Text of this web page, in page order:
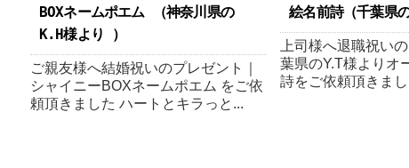
BOXネームポエム （神奈川県の
K.H様より ）
ご親友様へ結婚祝いのプレゼント｜
シャイニーBOXネームポエム をご依
頼頂きました ハートとキラっと...
絵名前詩（千葉県
上司様へ退職祝い
葉県のY.T様よりオ
詩をご依頼頂きま